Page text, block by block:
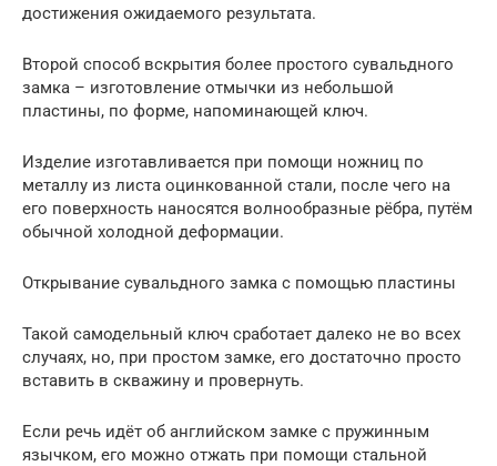
достижения ожидаемого результата.
Второй способ вскрытия более простого сувальдного
замка – изготовление отмычки из небольшой
пластины, по форме, напоминающей ключ.
Изделие изготавливается при помощи ножниц по
металлу из листа оцинкованной стали, после чего на
его поверхность наносятся волнообразные рёбра, путём
обычной холодной деформации.
Открывание сувальдного замка с помощью пластины
Такой самодельный ключ сработает далеко не во всех
случаях, но, при простом замке, его достаточно просто
вставить в скважину и провернуть.
Если речь идёт об английском замке с пружинным
язычком, его можно отжать при помощи стальной